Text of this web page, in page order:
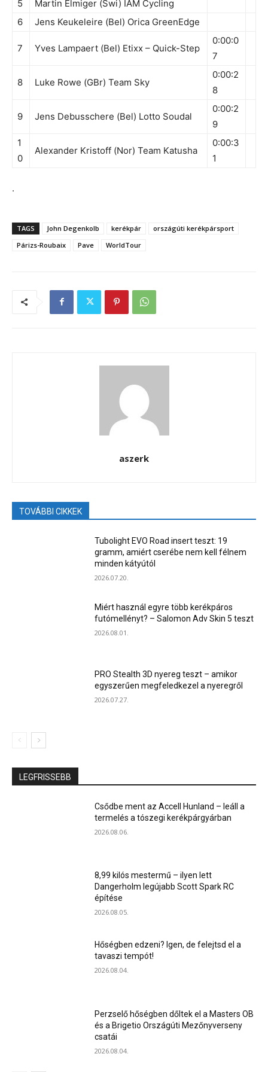
5
Martin Elmiger (Swi) IAM Cycling
6
Jens Keukeleire (Bel) Orica GreenEdge
7 Yves Lampaert (Bel) Etixx – Quick-Step
0:00:0
7
8 Luke Rowe (GBr) Team Sky
0:00:2
8
9 Jens Debusschere (Bel) Lotto Soudal
0:00:2
9
1
0
Alexander Kristoff (Nor) Team Katusha
0:00:3
1
.
TAGS John Degenkolb kerékpár
országúti kerékpársport
Párizs-Roubaix
Pave WorldTour
aszerk
TOVÁBBI CIKKEK
Tubolight EVO Road insert teszt: 19
gramm, amiért cserébe nem kell félnem
minden kátyútól
2026.07.20.
Miért használ egyre több kerékpáros
futómellényt? – Salomon Adv Skin 5 teszt
2026.08.01.
PRO Stealth 3D nyereg teszt – amikor
egyszerűen megfeledkezel a nyeregről
2026.07.27.
LEGFRISSEBB
Csődbe ment az Accell Hunland – leáll a
termelés a tószegi kerékpárgyárban
2026.08.06.
8,99 kilós mestermű – ilyen lett
Dangerholm legújabb Scott Spark RC
építése
2026.08.05.
Hőségben edzeni? Igen, de felejtsd el a
tavaszi tempót!
2026.08.04.
Perzselő hőségben dőltek el a Masters OB
és a Brigetio Országúti Mezőnyverseny
csatái
2026.08.04.